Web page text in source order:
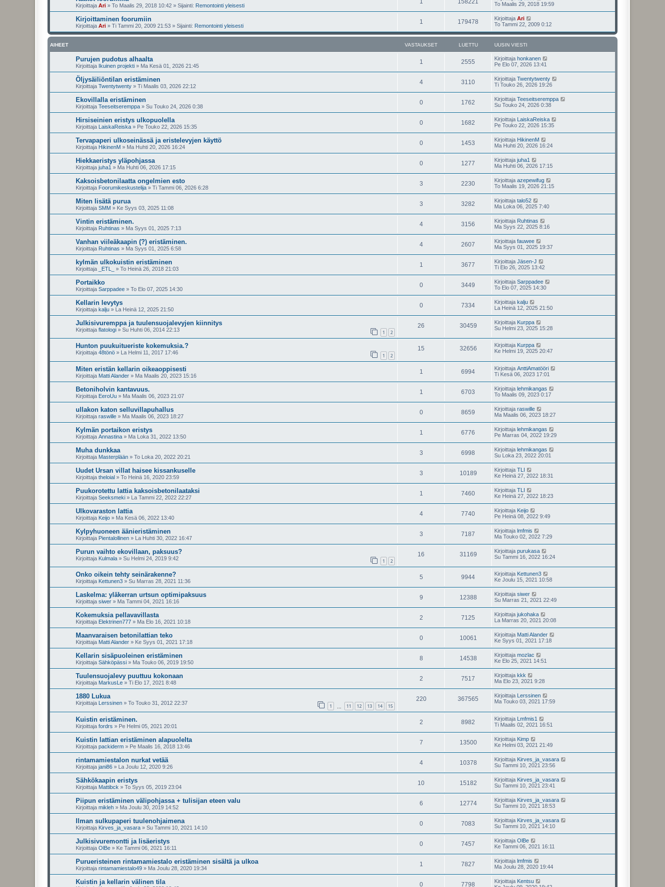
Kirjoittaja Ari » To Maalis 29, 2018 10:42 » Sijainti: Remontointi yleisesti
To Maalis 29, 2018 19:59
Kirjoittaminen foorumiin
Kirjoittaja Ari » Ti Tammi 20, 2009 21:53 » Sijainti: Remontointi yleisesti
1 179478 Kirjoittaja Ari
To Tammi 22, 2009 0:12
AIHEET VASTAUKSET LUETTU UUSIN VIESTI
Purujen pudotus alhaalta
Kirjoittaja Ikuinen projekti » Ma Kesä 01, 2026 21:45
1 2555 Kirjoittaja honkanen
Pe Elo 07, 2026 13:41
Öljysäiliöntilan eristäminen
Kirjoittaja Twentytwenty » Ti Maalis 03, 2026 22:12
4 3110 Kirjoittaja Twentytwenty
Ti Touko 26, 2026 19:26
Ekovillalla eristäminen
Kirjoittaja Teeseitseremppa » Su Touko 24, 2026 0:38
0 1762 Kirjoittaja Teeseitseremppa
Su Touko 24, 2026 0:38
Hirsiseinien eristys ulkopuolella
Kirjoittaja LaiskaReiska » Pe Touko 22, 2026 15:35
0 1682 Kirjoittaja LaiskaReiska
Pe Touko 22, 2026 15:35
Tervapaperi ulkoseinässä ja eristelevyjen käyttö
Kirjoittaja HikinenM » Ma Huhti 20, 2026 16:24
0 1453 Kirjoittaja HikinenM
Ma Huhti 20, 2026 16:24
Hiekkaeristys yläpohjassa
Kirjoittaja juha1 » Ma Huhti 06, 2026 17:15
0 1277 Kirjoittaja juha1
Ma Huhti 06, 2026 17:15
Kaksoisbetonilaatta ongelmien esto
Kirjoittaja Foorumikeskustelija » Ti Tammi 06, 2026 6:28
3 2230 Kirjoittaja azepewifug
To Maalis 19, 2026 21:15
Miten lisätä purua
Kirjoittaja SMM » Ke Syys 03, 2025 11:08
3 3282 Kirjoittaja talo52
Ma Loka 06, 2025 7:40
Vintin eristäminen.
Kirjoittaja Ruhtinas » Ma Syys 01, 2025 7:13
4 3156 Kirjoittaja Ruhtinas
Ma Syys 22, 2025 8:16
Vanhan viileäkaapin (?) eristäminen.
Kirjoittaja Ruhtinas » Ma Syys 01, 2025 6:58
4 2607 Kirjoittaja fauwee
Ma Syys 01, 2025 19:37
kylmän ulkokuistin eristäminen
Kirjoittaja _ETL_ » To Heinä 26, 2018 21:03
1 3677 Kirjoittaja Jäsen-J
Ti Elo 26, 2025 13:42
Portaikko
Kirjoittaja Sarppadee » To Elo 07, 2025 14:30
0 3449 Kirjoittaja Sarppadee
To Elo 07, 2025 14:30
Kellarin levytys
Kirjoittaja kalju » La Heinä 12, 2025 21:50
0 7334 Kirjoittaja kalju
La Heinä 12, 2025 21:50
Julkisivuremppa ja tuulensuojalevyjen kiinnitys
Kirjoittaja flatologi » Su Huhti 06, 2014 22:13 1 2
26 30459 Kirjoittaja Kurppa
Su Helmi 23, 2025 15:28
Hunton puukuitueriste kokemuksia.?
Kirjoittaja 48tönö » La Helmi 11, 2017 17:46 1 2
15 32656 Kirjoittaja Kurppa
Ke Helmi 19, 2025 20:47
Miten eristän kellarin oikeaoppisesti
Kirjoittaja Matti Alander » Ma Maalis 20, 2023 15:16
1 6994 Kirjoittaja AnttiAmatööri
Ti Kesä 06, 2023 17:01
Betoniholvin kantavuus.
Kirjoittaja EeroUu » Ma Maalis 06, 2023 21:07
1 6703 Kirjoittaja lehmikangas
To Maalis 09, 2023 0:17
ullakon katon selluvillapuhallus
Kirjoittaja raswille » Ma Maalis 06, 2023 18:27
0 8659 Kirjoittaja raswille
Ma Maalis 06, 2023 18:27
Kylmän portaikon eristys
Kirjoittaja Annastina » Ma Loka 31, 2022 13:50
1 6776 Kirjoittaja lehmikangas
Pe Marras 04, 2022 19:29
Muha dunkkaa
Kirjoittaja Masterplään » To Loka 20, 2022 20:21
3 6998 Kirjoittaja lehmikangas
Su Loka 23, 2022 20:01
Uudet Ursan villat haisee kissankuselle
Kirjoittaja theloial » To Heinä 16, 2020 23:59
3 10189 Kirjoittaja TLI
Ke Heinä 27, 2022 18:31
Puukorotettu lattia kaksoisbetonilaataksi
Kirjoittaja Seeksmeki » La Tammi 22, 2022 22:27
1 7460 Kirjoittaja TLI
Ke Heinä 27, 2022 18:23
Ulkovaraston lattia
Kirjoittaja Keijo » Ma Kesä 06, 2022 13:40
4 7740 Kirjoittaja Keijo
Pe Heinä 08, 2022 9:49
Kylpyhuoneen äänieristäminen
Kirjoittaja Pientalollinen » La Huhti 30, 2022 16:47
3 7187 Kirjoittaja lmfmis
Ma Touko 02, 2022 7:29
Purun vaihto ekovillaan, paksuus?
Kirjoittaja Kulmala » Su Helmi 24, 2019 9:42 1 2
16 31169 Kirjoittaja purukasa
Su Tammi 16, 2022 16:24
Onko oikein tehty seinärakenne?
Kirjoittaja Kettunen3 » Su Marras 28, 2021 11:36
5 9944 Kirjoittaja Kettunen3
Ke Joulu 15, 2021 10:58
Laskelma: yläkerran urtsun optimipaksuus
Kirjoittaja siwer » Ma Tammi 04, 2021 16:16
9 12388 Kirjoittaja siwer
Su Marras 21, 2021 22:49
Kokemuksia pellavavillasta
Kirjoittaja Elektrinen777 » Ma Elo 16, 2021 10:18
2 7125 Kirjoittaja jukohaka
La Marras 20, 2021 20:08
Maanvaraisen betonilattian teko
Kirjoittaja Matti Alander » Ke Syys 01, 2021 17:18
0 10061 Kirjoittaja Matti Alander
Ke Syys 01, 2021 17:18
Kellarin sisäpuoleinen eristäminen
Kirjoittaja Sähköpässi » Ma Touko 06, 2019 19:50
8 14538 Kirjoittaja mozlac
Ke Elo 25, 2021 14:51
Tuulensuojalevy puuttuu kokonaan
Kirjoittaja MarkusLe » Ti Elo 17, 2021 8:48
2 7517 Kirjoittaja kkk
Ma Elo 23, 2021 9:28
1880 Lukua
Kirjoittaja Lerssinen » To Touko 31, 2012 22:37 1 11 12 13 14 15
220 367565 Kirjoittaja Lerssinen
Ma Touko 03, 2021 17:59
Kuistin eristäminen.
Kirjoittaja fordrs » Pe Helmi 05, 2021 20:01
2 8982 Kirjoittaja Lmfmis1
Ti Maalis 02, 2021 16:51
Kuistin lattian eristäminen alapuolelta
Kirjoittaja packiderm » Pe Maalis 16, 2018 13:46
7 13500 Kirjoittaja Kimp
Ke Helmi 03, 2021 21:49
rintamamiestalon nurkat vetää
Kirjoittaja jani86 » La Joulu 12, 2020 9:26
4 10378 Kirjoittaja Kirves_ja_vasara
Su Tammi 10, 2021 23:56
Sähkökaapin eristys
Kirjoittaja Mattibck » To Syys 05, 2019 23:04
10 15182 Kirjoittaja Kirves_ja_vasara
Su Tammi 10, 2021 23:41
Piipun eristäminen välipohjassa + tulisijan eteen valu
Kirjoittaja mikleh » Ma Joulu 30, 2019 14:52
6 12774 Kirjoittaja Kirves_ja_vasara
Su Tammi 10, 2021 18:53
Ilman sulkupaperi tuulenohjaimena
Kirjoittaja Kirves_ja_vasara » Su Tammi 10, 2021 14:10
0 7083 Kirjoittaja Kirves_ja_vasara
Su Tammi 10, 2021 14:10
Julkisivuremontti ja lisäeristys
Kirjoittaja OlBe » Ke Tammi 06, 2021 16:11
0 7457 Kirjoittaja OlBe
Ke Tammi 06, 2021 16:11
Purueristeinen rintamamiestalo eristäminen sisältä ja ulkoa
Kirjoittaja rintamamiestalo49 » Ma Joulu 28, 2020 19:34
1 7827 Kirjoittaja lmfmis
Ma Joulu 28, 2020 19:44
Kuistin ja kellarin välinen tila 0 7798 Kirjoittaja Kentsu